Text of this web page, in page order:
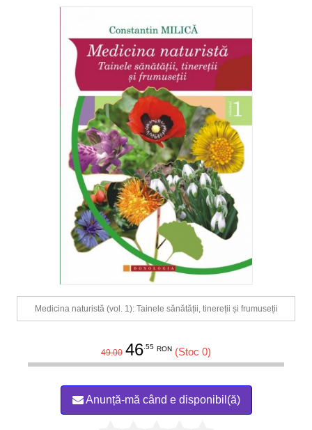
Medicina naturistă (vol. 1): Tainele sănătății, tinereții și frumuseții
49.00 46.55 RON (Stoc 0)
Anunță-mă când e disponibil(ă)